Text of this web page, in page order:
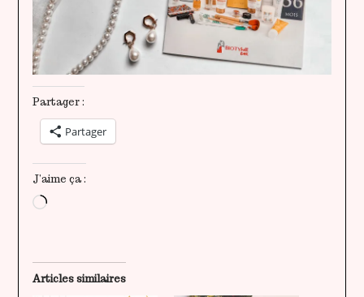
Partager :
Partager
J’aime ça :
Chargement…
Articles similaires